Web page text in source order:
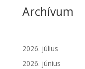
Archívum
2026. július
2026. június